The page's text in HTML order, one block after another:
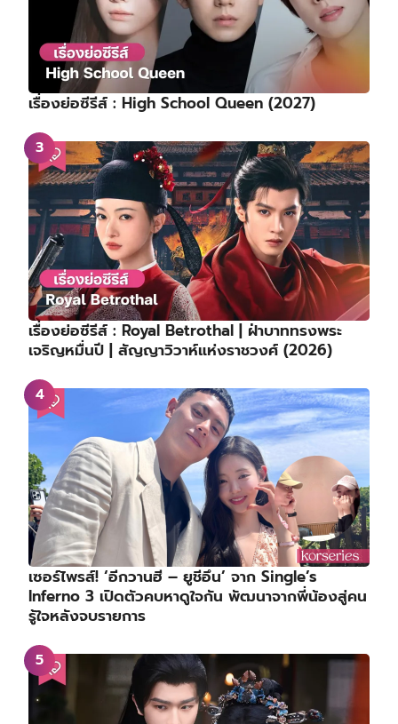
เรื่องย่อซีรีส์ : High School Queen (2027)
เรื่องย่อซีรีส์ : Royal Betrothal | ฝ่าบาททรงพระ
เจริญหมื่นปี | สัญญาวิวาห์แห่งราชวงศ์ (2026)
เซอร์ไพรส์! ‘อีกวานฮี – ยูชีอึน’ จาก Single’s
Inferno 3 เปิดตัวคบหาดูใจกัน พัฒนาจากพี่น้องสู่คน
รู้ใจหลังจบรายการ